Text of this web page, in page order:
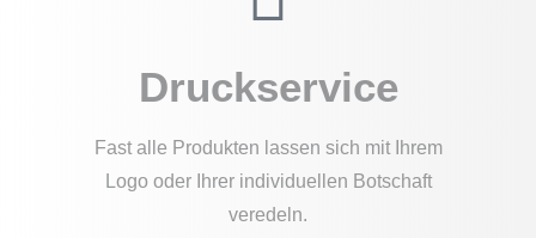
Druckservice
Fast alle Produkten lassen sich mit Ihrem
Logo oder Ihrer individuellen Botschaft
veredeln.